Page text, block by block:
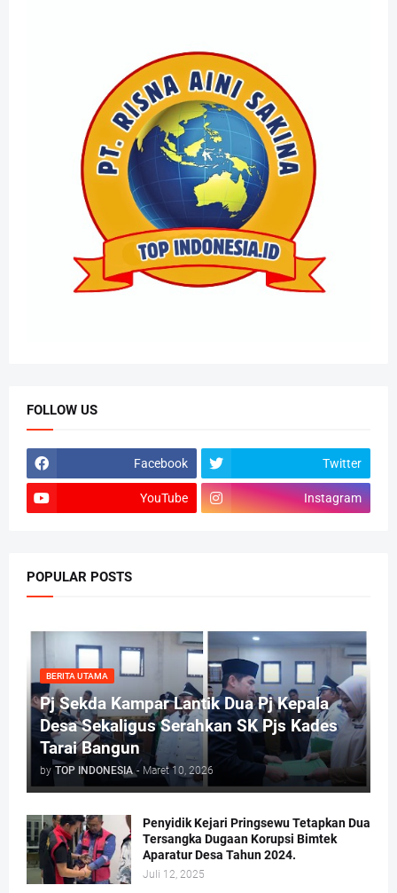
FOLLOW US
Facebook Twitter
YouTube Instagram
POPULAR POSTS
BERITA UTAMA
Pj Sekda Kampar Lantik Dua Pj Kepala
Desa Sekaligus Serahkan SK Pjs Kades
Tarai Bangun
by TOP INDONESIA - Maret 10, 2026
Penyidik Kejari Pringsewu Tetapkan Dua
Tersangka Dugaan Korupsi Bimtek
Aparatur Desa Tahun 2024.
Juli 12, 2025